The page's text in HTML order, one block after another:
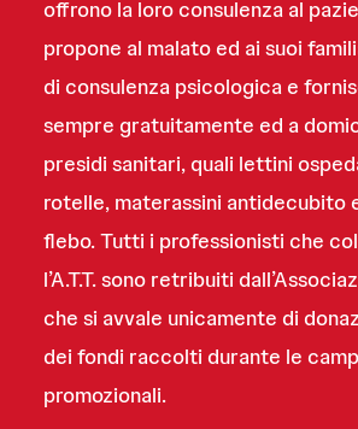
offrono la loro consulenza al
propone al malato ed ai suoi
di consulenza psicologica e
sempre gratuitamente ed a
presidi sanitari, quali lettini
rotelle, materassini antidecubito
flebo. Tutti i professionisti che
l’A.T.T. sono retribuiti
che si avvale unicamente di
dei fondi raccolti durante le
promozionali.